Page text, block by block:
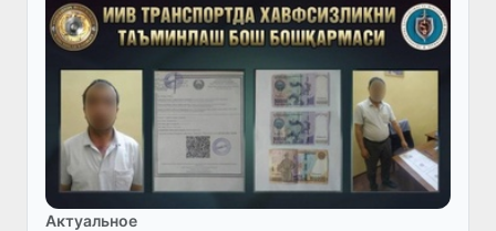
Актуальное